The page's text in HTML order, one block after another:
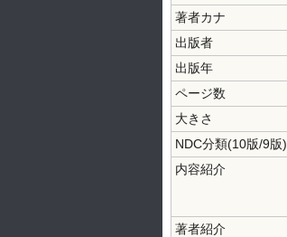
著者カナ
出版者
出版年
ページ数
大きさ
NDC分類(10版/9版)
内容紹介
著者紹介